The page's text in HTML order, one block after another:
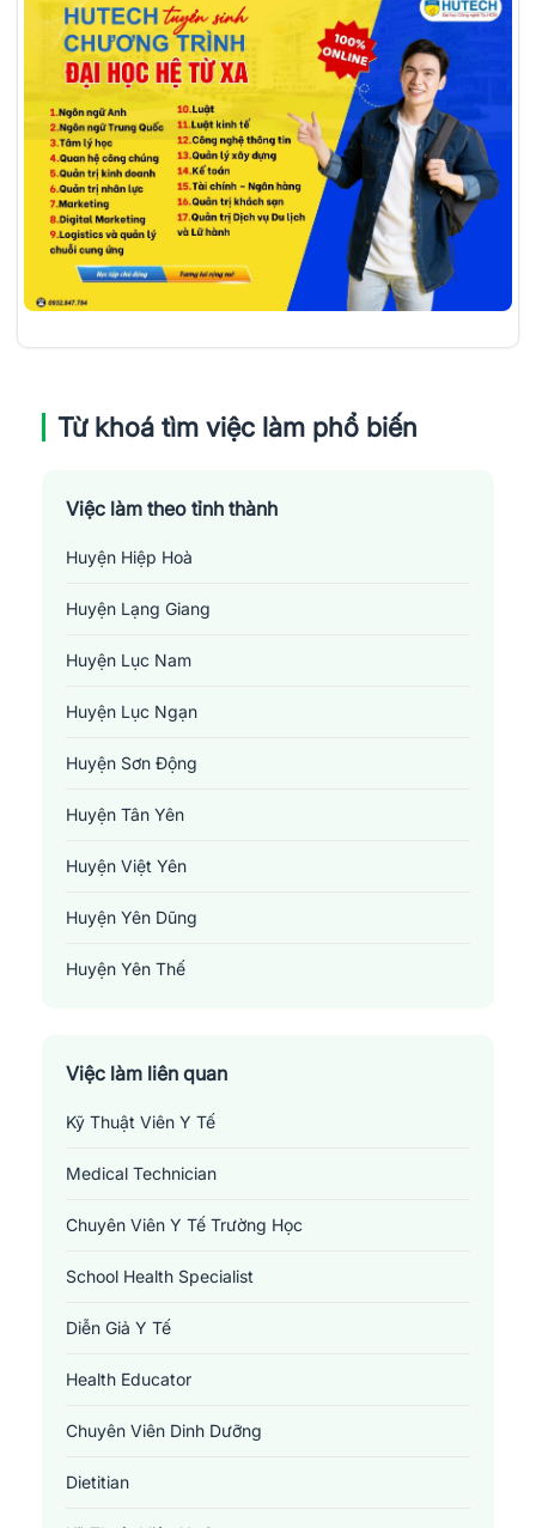
Từ khoá tìm việc làm phổ biến
Việc làm theo tỉnh thành
Huyện Hiệp Hoà
Huyện Lạng Giang
Huyện Lục Nam
Huyện Lục Ngạn
Huyện Sơn Động
Huyện Tân Yên
Huyện Việt Yên
Huyện Yên Dũng
Huyện Yên Thế
Việc làm liên quan
Kỹ Thuật Viên Y Tế
Medical Technician
Chuyên Viên Y Tế Trường Học
School Health Specialist
Diễn Giả Y Tế
Health Educator
Chuyên Viên Dinh Dưỡng
Dietitian